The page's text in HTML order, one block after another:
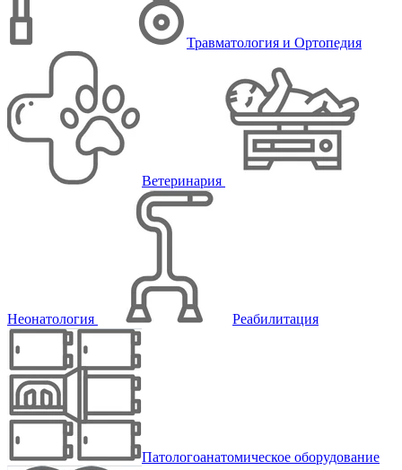
Травматология и Ортопедия
Ветеринария
Неонатология Реабилитация
Патологоанатомическое оборудование